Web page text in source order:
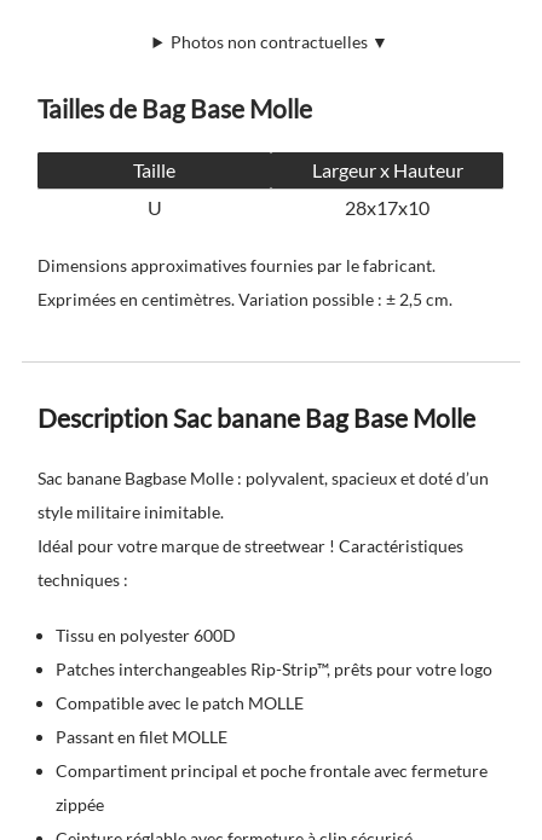
Photos non contractuelles ▼
Tailles de Bag Base Molle
Taille
Largeur x Hauteur
U
28x17x10
Dimensions approximatives fournies par le fabricant.
Exprimées en centimètres. Variation possible : ± 2,5 cm.
Description Sac banane Bag Base Molle
Sac banane Bagbase Molle : polyvalent, spacieux et doté d’un
style militaire inimitable.
Idéal pour votre marque de streetwear ! Caractéristiques
techniques :
Tissu en polyester 600D
Patches interchangeables Rip-Strip™, prêts pour votre logo
Compatible avec le patch MOLLE
Passant en filet MOLLE
Compartiment principal et poche frontale avec fermeture
zippée